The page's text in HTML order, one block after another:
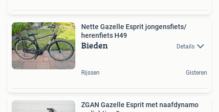
Nette Gazelle Esprit jongensfiets/
herenfiets H49
Bieden Details
Rijssen Gisteren
ZGAN Gazelle Esprit met naafdynamo